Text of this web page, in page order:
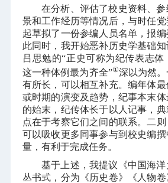
在分析、评估了校史资料、
景和工作经历等情况后，与时任
起草拟了一份参编人员名单，报
此同时，我开始恶补历史学基础
吕思勉的“正史可称为纪传表志
这一种体例最为齐全”①深以为然
有所长，可以相互补充。编年体
或时期的演变及趋势，纪事本末
的始末，纪传体长于以人记事，
点在于考察它们之间的联系。二则
可以吸收更多同事参与到校史编
量，有利于完成任务。
基于上述，我提议《中国海
丛书式，分为《历史卷》《人物